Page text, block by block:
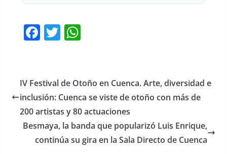
F
e
b
o
o
k
T
er
W
s
A
p
p
IV Festival de Otoño en Cuenca. Arte, diversidad e
inclusión: Cuenca se viste de otoño con más de
200 artistas y 80 actuaciones
Besmaya, la banda que popularizó Luis Enrique,
continúa su gira en la Sala Directo de Cuenca